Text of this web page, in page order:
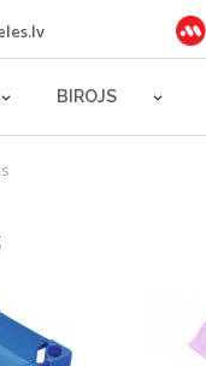
BIROJS